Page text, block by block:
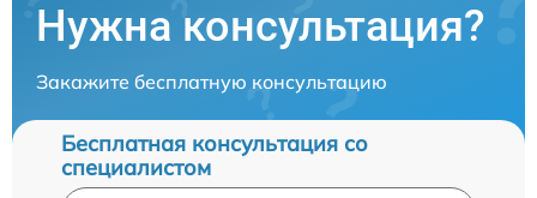
Нужна консультация?
Закажите бесплатную консультацию
Бесплатная консультация со
специалистом